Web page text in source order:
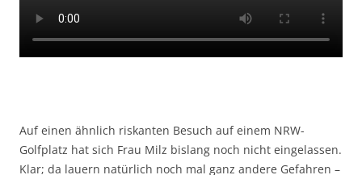
Auf einen ähnlich riskanten Besuch auf einem NRW-
Golfplatz hat sich Frau Milz bislang noch nicht eingelassen.
Klar; da lauern natürlich noch mal ganz andere Gefahren –